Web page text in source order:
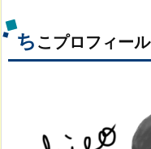
ち こプロフィール